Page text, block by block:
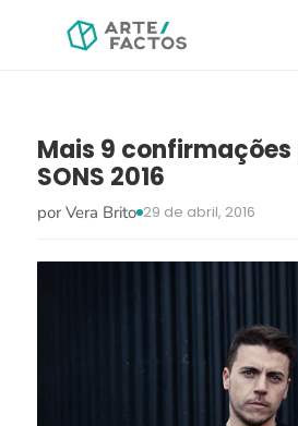
Mais 9 confirmações
SONS 2016
por Vera Brito 29 de abril, 2016